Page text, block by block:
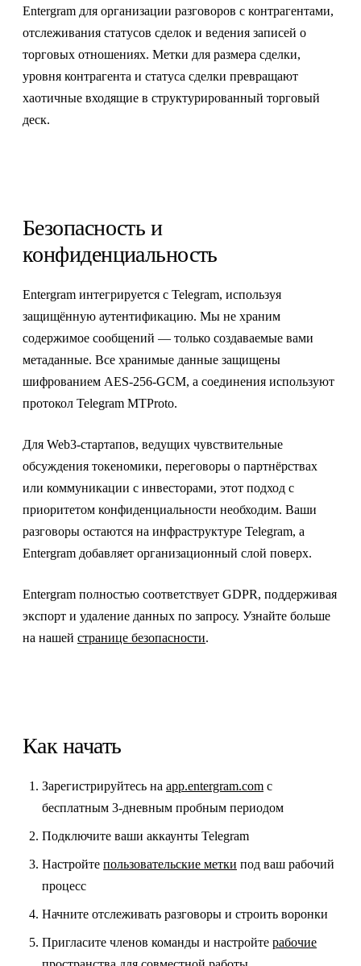
Entergram для организации разговоров с контрагентами,
отслеживания статусов сделок и ведения записей о
торговых отношениях. Метки для размера сделки,
уровня контрагента и статуса сделки превращают
хаотичные входящие в структурированный торговый
деск.
Безопасность и
конфиденциальность
Entergram интегрируется с Telegram, используя
защищённую аутентификацию. Мы не храним
содержимое сообщений — только создаваемые вами
метаданные. Все хранимые данные защищены
шифрованием AES-256-GCM, а соединения используют
протокол Telegram MTProto.
Для Web3-стартапов, ведущих чувствительные
обсуждения токеномики, переговоры о партнёрствах
или коммуникации с инвесторами, этот подход с
приоритетом конфиденциальности необходим. Ваши
разговоры остаются на инфраструктуре Telegram, а
Entergram добавляет организационный слой поверх.
Entergram полностью соответствует GDPR, поддерживая
экспорт и удаление данных по запросу. Узнайте больше
на нашей странице безопасности.
Как начать
Зарегистрируйтесь на app.entergram.com с
бесплатным 3-дневным пробным периодом
Подключите ваши аккаунты Telegram
Настройте пользовательские метки под ваш рабочий
процесс
Начните отслеживать разговоры и строить воронки
Пригласите членов команды и настройте рабочие